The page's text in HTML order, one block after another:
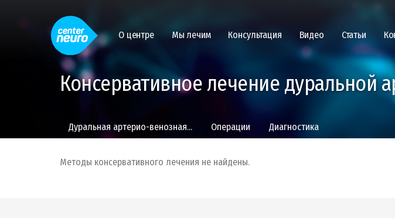
О центре Мы лечим Консультация Видео Статьи
Консервативное лечение дуральной
Дуральная артерио-венозная... Операции Диагностика
Методы консервативного лечения не найдены.